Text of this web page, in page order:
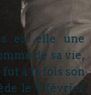
en elle une
de sa vie,
à la fois son
le 9 février